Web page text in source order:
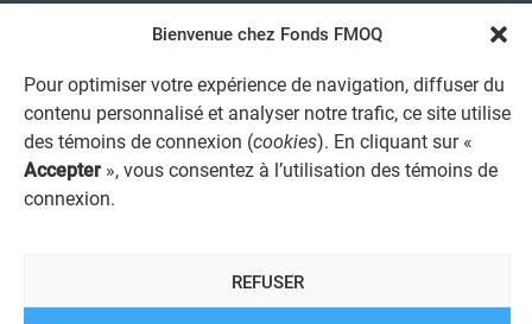
Bienvenue chez Fonds FMOQ
Pour optimiser votre expérience de navigation, diffuser du
contenu personnalisé et analyser notre trafic, ce site utilise
des témoins de connexion (cookies). En cliquant sur «
Accepter », vous consentez à l’utilisation des témoins de
connexion.
REFUSER
AVIS JURIDIQUE GÉNÉRAL
REGISTRE DES CONFLITS D'INTÉRÊTS
LIENS UTILES